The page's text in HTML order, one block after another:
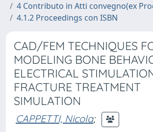
4 Contributo in Atti convegno(ex
4.1.2 Proceedings con ISBN
CAD/FEM TECHNIQUES
MODELING BONE
ELECTRICAL
FRACTURE TREATMENT
SIMULATION
CAPPETTI, Nicola;